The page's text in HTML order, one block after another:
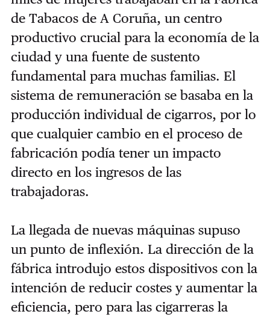
de Tabacos de A Coruña, un centro
productivo crucial para la economía de la
ciudad y una fuente de sustento
fundamental para muchas familias. El
sistema de remuneración se basaba en la
producción individual de cigarros, por lo
que cualquier cambio en el proceso de
fabricación podía tener un impacto
directo en los ingresos de las
trabajadoras.
La llegada de nuevas máquinas supuso
un punto de inflexión. La dirección de la
fábrica introdujo estos dispositivos con la
intención de reducir costes y aumentar la
eficiencia, pero para las cigarreras la